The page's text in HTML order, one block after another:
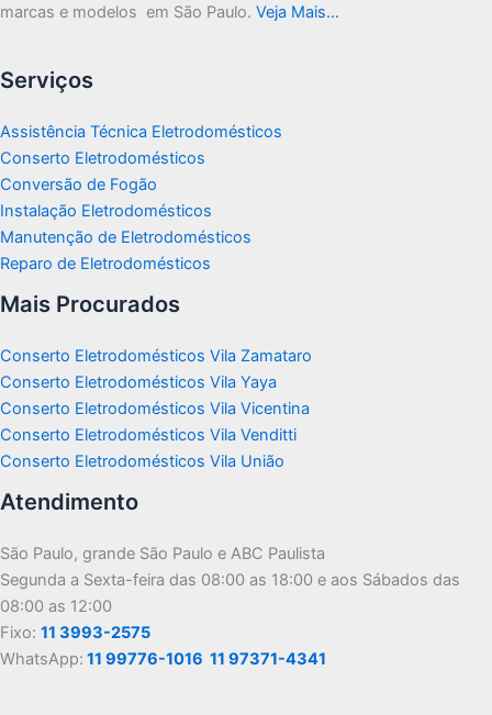
marcas e modelos em São Paulo. Veja Mais…
Serviços
Assistência Técnica Eletrodomésticos
Conserto Eletrodomésticos
Conversão de Fogão
Instalação Eletrodomésticos
Manutenção de Eletrodomésticos
Reparo de Eletrodomésticos
Mais Procurados
Conserto Eletrodomésticos Vila Zamataro
Conserto Eletrodomésticos Vila Yaya
Conserto Eletrodomésticos Vila Vicentina
Conserto Eletrodomésticos Vila Venditti
Conserto Eletrodomésticos Vila União
Atendimento
São Paulo, grande São Paulo e ABC Paulista
Segunda a Sexta-feira das 08:00 as 18:00 e aos Sábados das
08:00 as 12:00
Fixo: 11 3993-2575
WhatsApp: 11 99776-1016 11 97371-4341